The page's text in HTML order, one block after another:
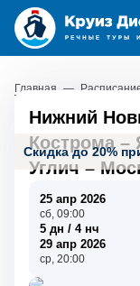
Главная —
Скидка до 20%
Нижний
Кострома–
Углич –
25 апр 2026
сб, 09:00
5 дн / 4 нч
29 апр 2026
ср, 20:00